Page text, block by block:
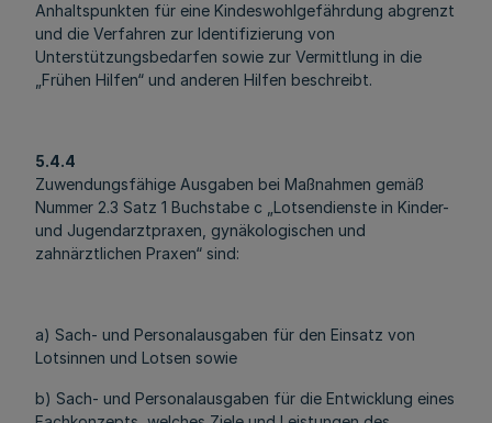
Anhaltspunkten für eine Kindeswohlgefährdung abgrenzt
und die Verfahren zur Identifizierung von
Unterstützungsbedarfen sowie zur Vermittlung in die
„Frühen Hilfen“ und anderen Hilfen beschreibt.
5.4.4
Zuwendungsfähige Ausgaben bei Maßnahmen gemäß
Nummer 2.3 Satz 1 Buchstabe c „Lotsendienste in Kinder-
und Jugendarztpraxen, gynäkologischen und
zahnärztlichen Praxen“ sind:
a) Sach- und Personalausgaben für den Einsatz von
Lotsinnen und Lotsen sowie
b) Sach- und Personalausgaben für die Entwicklung eines